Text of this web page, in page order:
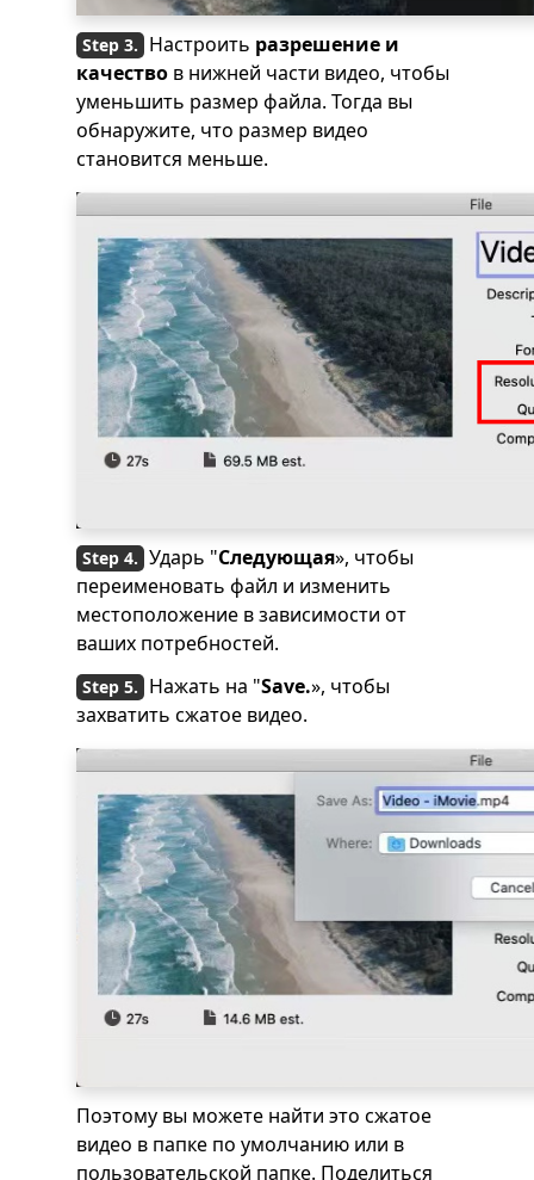
Настроить разрешение и
качество в нижней части видео, чтобы
уменьшить размер файла. Тогда вы
обнаружите, что размер видео
становится меньше.
Ударь "Следующая», чтобы
переименовать файл и изменить
местоположение в зависимости от
ваших потребностей.
Нажать на "Save.», чтобы
захватить сжатое видео.
Поэтому вы можете найти это сжатое
видео в папке по умолчанию или в
пользовательской папке. Поделиться